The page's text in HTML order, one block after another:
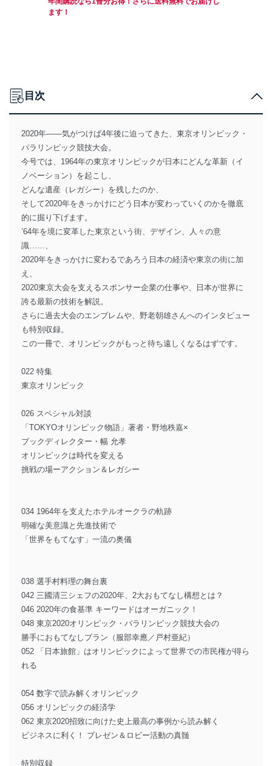
ます！
目次
2020年――気がつけば4年後に迫ってきた、東京オリンピック・
パラリンピック競技大会。
今号では、1964年の東京オリンピックが日本にどんな革新（イ
ノベーション）を起こし、
どんな遺産（レガシー）を残したのか、
そして2020年をきっかけにどう日本が変わっていくのかを徹底
的に掘り下げます。
’64年を境に変革した東京という街、デザイン、人々の意
識……、
2020年をきっかけに変わるであろう日本の経済や東京の街に加
え、
2020東京大会を支えるスポンサー企業の仕事や、日本が世界に
誇る最新の技術を解説。
さらに過去大会のエンブレムや、野老朝雄さんへのインタビュー
も特別収録。
この一冊で、オリンピックがもっと待ち遠しくなるはずです。
022 特集
東京オリンピック
026 スペシャル対談
「TOKYOオリンピック物語」著者・野地秩嘉×
ブックディレクター・幅 允孝
オリンピックは時代を変える
挑戦の場ーアクション＆レガシー
034 1964年を支えたホテルオークラの軌跡
明確な美意識と先進技術で
「世界をもてなす」一流の奥儀
038 選手村料理の舞台裏
042 三國清三シェフの2020年、2大おもてなし構想とは？
046 2020年の食基準 キーワードはオーガニック！
048 東京2020オリンピック・パラリンピック競技大会の
勝手におもてなしプラン（服部幸應／戸村亜紀）
052 「日本旅館」はオリンピックによって世界での市民権が得ら
れる
054 数字で読み解くオリンピック
056 オリンピックの経済学
062 東京2020招致に向けた史上最高の事例から読み解く
ビジネスに利く！ プレゼン＆ロビー活動の真髄
特別収録